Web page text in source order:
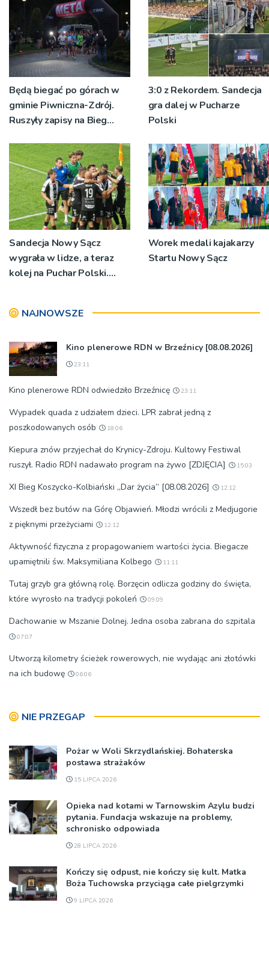
Będą biegać po górach w
gminie Piwniczna-Zdrój.
Ruszyły zapisy na Bieg
3:0 z Rekordem. Sandecja
gra dalej w Pucharze
Polski
Sandecja Nowy Sącz
wygrała w lidze, a teraz
kolej na Puchar Polski.
Worek medali kajakarzy
Startu Nowy Sącz
NAJNOWSZE
Kino plenerowe RDN w Brzeźnicy [08.08.2026]
23:11
Kino plenerowe RDN odwiedziło Brzeźnicę 23:11
Wypadek quada z udziałem dzieci. LPR zabrał jedną z
poszkodowanych osób
18:06
Kiepura znów przyjechał do Krynicy-Zdroju. Kultowy Festiwal
ruszył. Radio RDN nadawało program na żywo [ZDJĘCIA]
15:03
XI Bieg Koszycko-Kolbiański „Dar życia” [08.08.2026] 12:12
Wszedł bez butów na Górę Objawień. Młodzi wrócili z Medjugorie
z pięknymi przeżyciami
12:12
Aktywność fizyczna z propagowaniem wartości życia. Biegacze
upamiętnili św. Maksymiliana Kolbego
11:11
Tutaj grzyb gra główną rolę. Borzęcin odlicza godziny do święta,
które wyrosło na tradycji pokoleń
09:09
Dachowanie w Mszanie Dolnej. Jedna osoba zabrana do szpitala
07:07
Utworzą kilometry ścieżek rowerowych, nie wydając ani złotówki
na ich budowę
06:06
NIE PRZEGAP
Pożar w Woli Skrzydlańskiej. Bohaterska
postawa strażaków
15 LIPCA 2026
Opieka nad kotami w Tarnowskim Azylu budzi
pytania. Fundacja wskazuje na problemy,
schronisko odpowiada
28 LIPCA 2026
Kończy się odpust, nie kończy się kult. Matka
Boża Tuchowska przyciąga całe pielgrzymki
9 LIPCA 2026